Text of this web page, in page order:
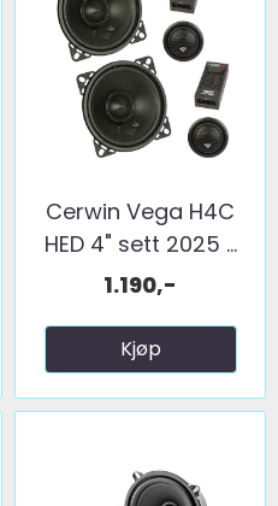
Cerwin Vega H4C
HED 4" sett 2025 ...
1.190,-
Kjøp